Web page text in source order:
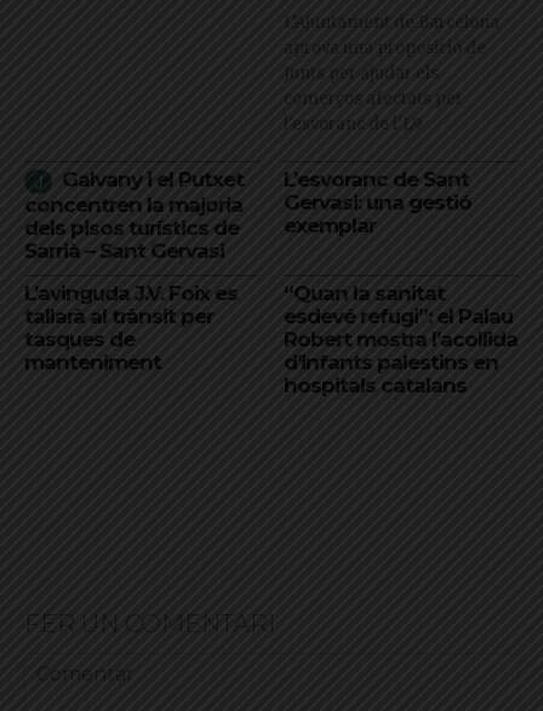
L’Ajuntament de Barcelona
aprova una proposició de
Junts per ajudar els
comerços afectats per
l'esvoranc de l'L9
Galvany i el Putxet
concentren la majoria
dels pisos turístics de
Sarrià – Sant Gervasi
L’esvoranc de Sant
Gervasi: una gestió
exemplar
L’avinguda J.V. Foix es
tallarà al trànsit per
tasques de
manteniment
“Quan la sanitat
esdevé refugi”: el Palau
Robert mostra l’acollida
d’infants palestins en
hospitals catalans
FER UN COMENTARI